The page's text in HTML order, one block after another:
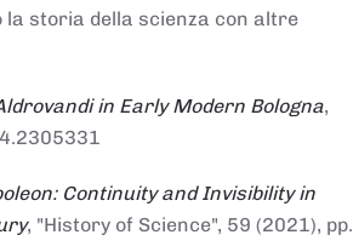
la storia della scienza con altre
in Early Modern Bologna,
Continuity and Invisibility in
, "History of Science", 59 (2021), pp.